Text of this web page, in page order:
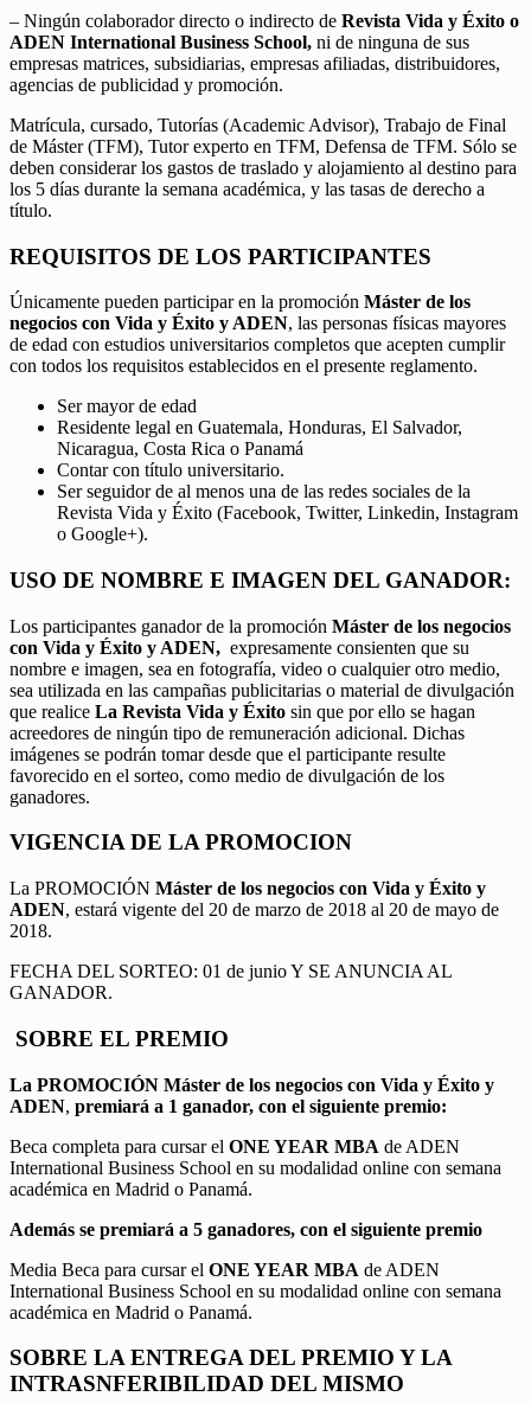
– Ningún colaborador directo o indirecto de Revista Vida y Éxito o
ADEN International Business School, ni de ninguna de sus
empresas matrices, subsidiarias, empresas afiliadas, distribuidores,
agencias de publicidad y promoción.
Matrícula, cursado, Tutorías (Academic Advisor), Trabajo de Final
de Máster (TFM), Tutor experto en TFM, Defensa de TFM. Sólo se
deben considerar los gastos de traslado y alojamiento al destino para
los 5 días durante la semana académica, y las tasas de derecho a
título.
REQUISITOS DE LOS PARTICIPANTES
Únicamente pueden participar en la promoción Máster de los
negocios con Vida y Éxito y ADEN, las personas físicas mayores
de edad con estudios universitarios completos que acepten cumplir
con todos los requisitos establecidos en el presente reglamento.
Ser mayor de edad
Residente legal en Guatemala, Honduras, El Salvador,
Nicaragua, Costa Rica o Panamá
Contar con título universitario.
Ser seguidor de al menos una de las redes sociales de la
Revista Vida y Éxito (Facebook, Twitter, Linkedin, Instagram
o Google+).
USO DE NOMBRE E IMAGEN DEL GANADOR:
Los participantes ganador de la promoción Máster de los negocios
con Vida y Éxito y ADEN, expresamente consienten que su
nombre e imagen, sea en fotografía, video o cualquier otro medio,
sea utilizada en las campañas publicitarias o material de divulgación
que realice La Revista Vida y Éxito sin que por ello se hagan
acreedores de ningún tipo de remuneración adicional. Dichas
imágenes se podrán tomar desde que el participante resulte
favorecido en el sorteo, como medio de divulgación de los
ganadores.
VIGENCIA DE LA PROMOCION
La PROMOCIÓN Máster de los negocios con Vida y Éxito y
ADEN, estará vigente del 20 de marzo de 2018 al 20 de mayo de
2018.
FECHA DEL SORTEO: 01 de junio Y SE ANUNCIA AL
GANADOR.
SOBRE EL PREMIO
La PROMOCIÓN Máster de los negocios con Vida y Éxito y
ADEN, premiará a 1 ganador, con el siguiente premio:
Beca completa para cursar el ONE YEAR MBA de ADEN
International Business School en su modalidad online con semana
académica en Madrid o Panamá.
Además se premiará a 5 ganadores, con el siguiente premio
Media Beca para cursar el ONE YEAR MBA de ADEN
International Business School en su modalidad online con semana
académica en Madrid o Panamá.
SOBRE LA ENTREGA DEL PREMIO Y LA
INTRASNFERIBILIDAD DEL MISMO